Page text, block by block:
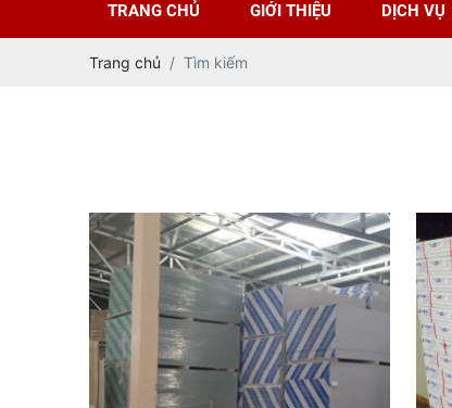
TRANG CHỦ GIỚI THIỆU DỊCH VỤ
Trang chủ Tìm kiếm